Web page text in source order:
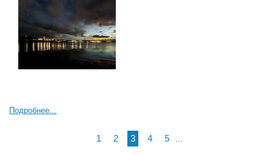
Подробнее...
1 2 3 4 5